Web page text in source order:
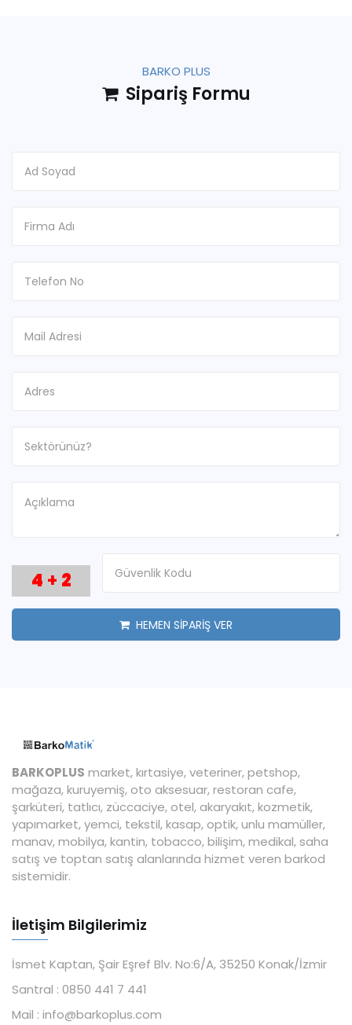
BARKO PLUS
Sipariş Formu
4 + 2
HEMEN SİPARİŞ VER
BARKOPLUS market, kırtasiye, veteriner, petshop,
mağaza, kuruyemiş, oto aksesuar, restoran cafe,
şarküteri, tatlıcı, züccaciye, otel, akaryakıt, kozmetik,
yapımarket, yemci, tekstil, kasap, optik, unlu mamüller,
manav, mobilya, kantin, tobacco, bilişim, medikal, saha
satış ve toptan satış alanlarında hizmet veren barkod
sistemidir.
İletişim Bilgilerimiz
İsmet Kaptan, Şair Eşref Blv. No:6/A, 35250 Konak/İzmir
Santral : 0850 441 7 441
Mail : info@barkoplus.com